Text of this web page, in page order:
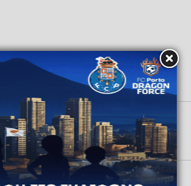
ΕΘΝΙΚΕΣ ΟΜΑΔΕΣ
ΑΚΑΔΗΜΙΕΣ
ΒΑΘΜΟΛΟΓΙΕΣ
Reserved by Football Academia